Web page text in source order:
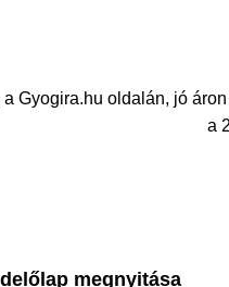
a Gyogira.hu oldalán, jó
a